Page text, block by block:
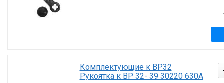
Комплектующие к ВР32
Рукоятка к ВР 32- 39 30220 630А